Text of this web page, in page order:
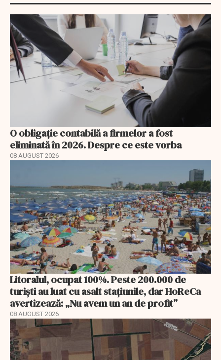
O obligație contabilă a firmelor a fost
eliminată în 2026. Despre ce este vorba
08 AUGUST 2026
Litoralul, ocupat 100%. Peste 200.000 de
turiști au luat cu asalt stațiunile, dar HoReCa
avertizează: „Nu avem un an de profit”
08 AUGUST 2026